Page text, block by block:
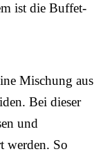
ist die Buffet-
Mischung aus
Bei dieser
und
werden. So